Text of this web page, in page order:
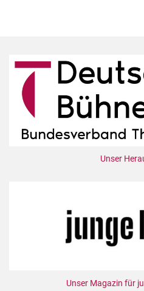
Unser
Unser Magazin für